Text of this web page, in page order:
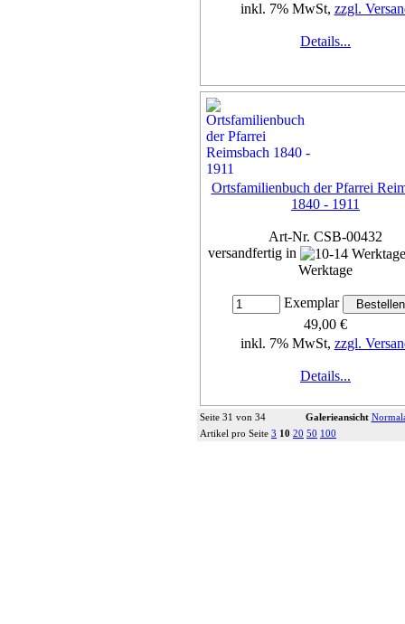
inkl. 7% MwSt, zzgl.
Details...
Ortsfamilienbuch der Pfarrei
1840 - 1911
Art-Nr. CSB-00432
versandfertig in
Werktage
Exemplar
49,00 €
inkl. 7% MwSt, zzgl.
Details...
Seite 31 von 34 Galerieansicht
Artikel pro Seite 3 10 20 50 100